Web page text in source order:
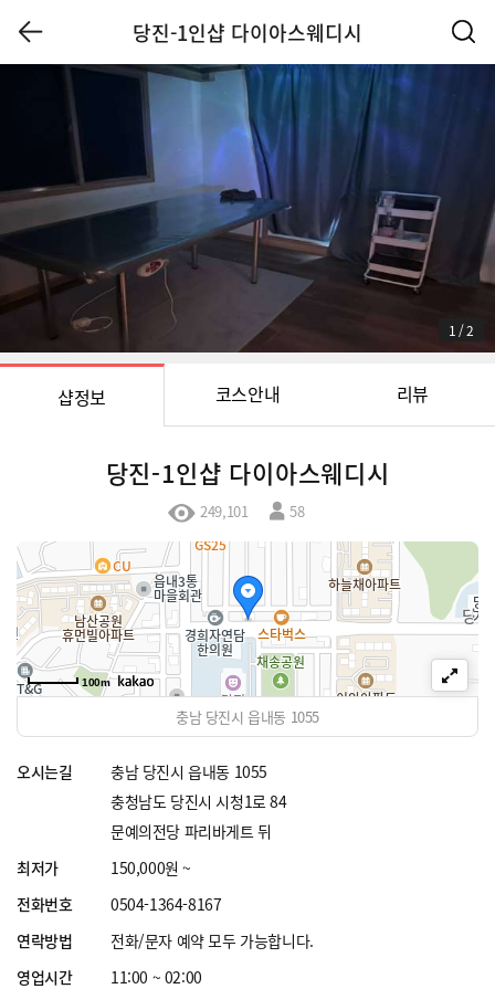
당진-1인샵 다이아스웨디시
1 /2
샵정보 코스안내 리뷰
당진-1인샵 다이아스웨디시
249,101 58
100m
충남 당진시 읍내동 1055
오시는길
충남 당진시 읍내동 1055
충청남도 당진시 시청1로 84
문예의전당 파리바게트 뒤
최저가
150,000원 ~
전화번호
0504-1364-8167
연락방법
전화/문자 예약 모두 가능합니다.
영업시간
11:00 ~ 02:00